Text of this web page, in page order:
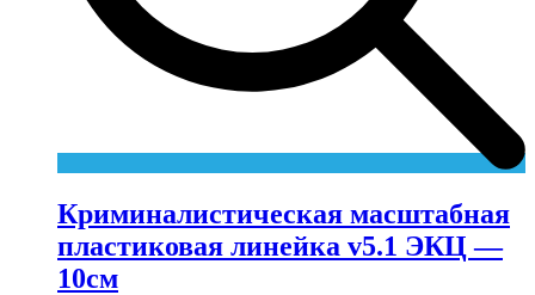
Криминалистическая масштабная
пластиковая линейка v5.1 ЭКЦ —
10см